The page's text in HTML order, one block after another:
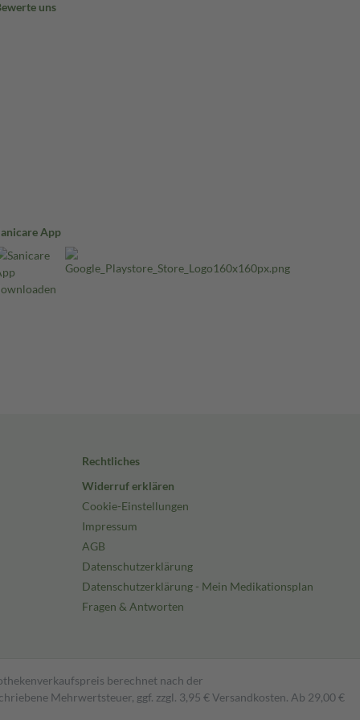
uns
App
Rechtliches
Widerruf erklären
Cookie-Einstellungen
Impressum
AGB
Datenschutzerklärung
Datenschutzerklärung - Mein Medikationsplan
Fragen & Antworten
berechnet nach der
Mehrwertsteuer, ggf. zzgl. 3,95 € Versandkosten. Ab 29,00 €